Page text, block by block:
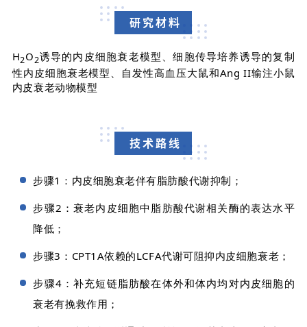
研究材料
H2O2诱导的内皮细胞衰老模型、细胞传导培养诱导的复制
性内皮细胞衰老模型、自发性高血压大鼠和Ang II输注小鼠
内皮衰老动物模型
技术路线
步骤1：内皮细胞衰老伴有脂肪酸代谢抑制；
步骤2：衰老内皮细胞中脂肪酸代谢相关酶的表达水平
降低；
步骤3：CPT1A依赖的LCFA代谢可阻抑内皮细胞衰老；
步骤4：补充短链脂肪酸在体外和体内均对内皮细胞的
衰老有挽救作用；